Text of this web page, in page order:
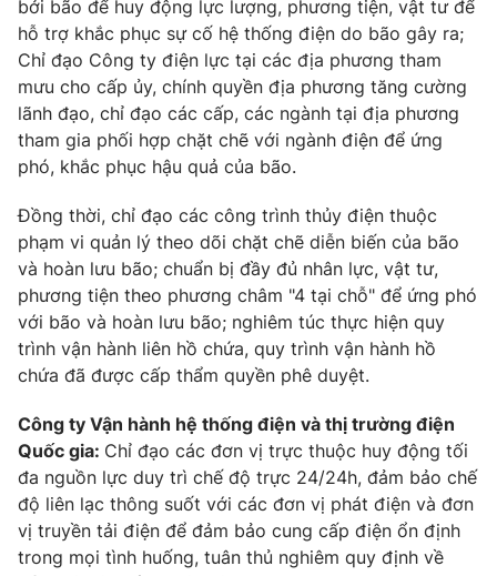
Ðiện thoại Thời báo VTV: 024.66 897 897
Email:toasoan@vtv.vn
Liên hệ quảng cáo:
024-7300.7108
® Cấm sao chép dưới mọi hình thức nếu không có sự chấp
thông tin từ website này.
bởi bão để huy động lực lượng, phương tiện, vật tư để
hỗ trợ khắc phục sự cố hệ thống điện do bão gây ra;
Chỉ đạo Công ty điện lực tại các địa phương tham
mưu cho cấp ủy, chính quyền địa phương tăng cường
lãnh đạo, chỉ đạo các cấp, các ngành tại địa phương
tham gia phối hợp chặt chẽ với ngành điện để ứng
phó, khắc phục hậu quả của bão.
Đồng thời, chỉ đạo các công trình thủy điện thuộc
phạm vi quản lý theo dõi chặt chẽ diễn biến của bão
và hoàn lưu bão; chuẩn bị đầy đủ nhân lực, vật tư,
phương tiện theo phương châm "4 tại chỗ" để ứng phó
với bão và hoàn lưu bão; nghiêm túc thực hiện quy
trình vận hành liên hồ chứa, quy trình vận hành hồ
chứa đã được cấp thẩm quyền phê duyệt.
Công ty Vận hành hệ thống điện và thị trường điện
Quốc gia: Chỉ đạo các đơn vị trực thuộc huy động tối
đa nguồn lực duy trì chế độ trực 24/24h, đảm bảo chế
độ liên lạc thông suốt với các đơn vị phát điện và đơn
vị truyền tải điện để đảm bảo cung cấp điện ổn định
trong mọi tình huống, tuân thủ nghiêm quy định về